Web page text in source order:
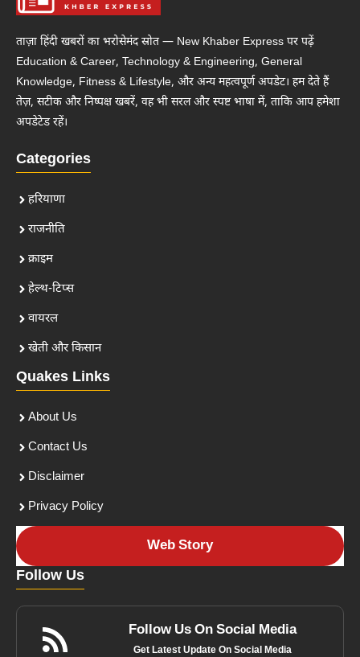
ताज़ा हिंदी खबरों का भरोसेमंद स्रोत — New Khaber Express पर पढ़ें
Education & Career, Technology & Engineering, General
Knowledge, Fitness & Lifestyle, और अन्य महत्वपूर्ण अपडेट। हम देते हैं
तेज़, सटीक और निष्पक्ष खबरें, वह भी सरल और स्पष्ट भाषा में, ताकि आप हमेशा
अपडेटेड रहें।
Categories
हरियाणा
राजनीति
क्राइम
हेल्थ-टिप्स
वायरल
खेती और किसान
Quakes Links
About Us
Contact Us
Disclaimer
Privacy Policy
Web Story
Follow Us
Follow Us On Social Media
Get Latest Update On Social Media